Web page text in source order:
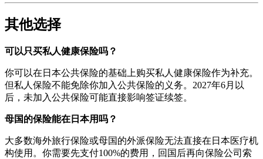
其他选择
可以只买私人健康保险吗？
你可以在日本公共保险的基础上购买私人健康保险作为补充。
但私人保险不能免除你加入公共保险的义务。2027年6月以
后，未加入公共保险可能直接影响签证续签。
母国的保险能在日本用吗？
大多数海外旅行保险或母国的外派保险无法直接在日本医疗机
构使用。你需要先支付100%的费用，回国后再向保险公司索